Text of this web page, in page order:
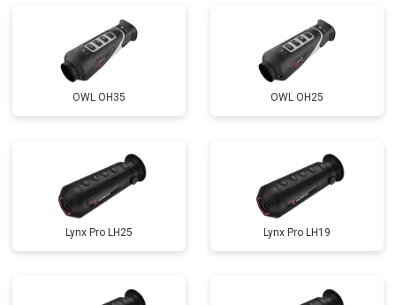
OWL OH35 OWL OH25
Lynx Pro LH25 Lynx Pro LH19